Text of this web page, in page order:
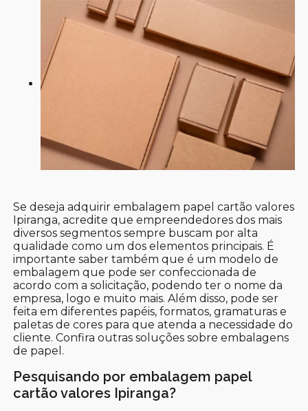
Se deseja adquirir embalagem papel cartão valores
Ipiranga, acredite que empreendedores dos mais
diversos segmentos sempre buscam por alta
qualidade como um dos elementos principais. É
importante saber também que é um modelo de
embalagem que pode ser confeccionada de
acordo com a solicitação, podendo ter o nome da
empresa, logo e muito mais. Além disso, pode ser
feita em diferentes papéis, formatos, gramaturas e
paletas de cores para que atenda a necessidade do
cliente. Confira outras soluções sobre embalagens
de papel.
Pesquisando por embalagem papel
cartão valores Ipiranga?